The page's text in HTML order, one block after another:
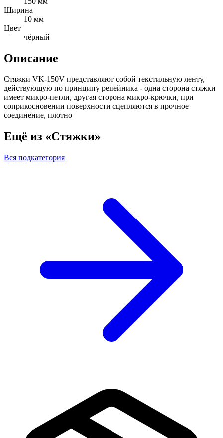
Ширина
10 мм
Цвет
чёрный
Описание
Стяжки VK-150V представляют собой текстильную ленту,
действующую по принципу репейника - одна сторона стяжки
имеет микро-петли, другая сторона микро-крючки, при
соприкосновении поверхности сцепляются в прочное
соединение, плотно
Ещё из «Стяжки»
Вся подкатегория